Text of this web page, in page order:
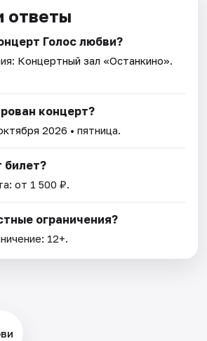
ответы
Голос любви?
Концертный зал «Останкино».
концерт?
2026 • пятница.
билет?
от 1 500 ₽.
ограничения?
12+.